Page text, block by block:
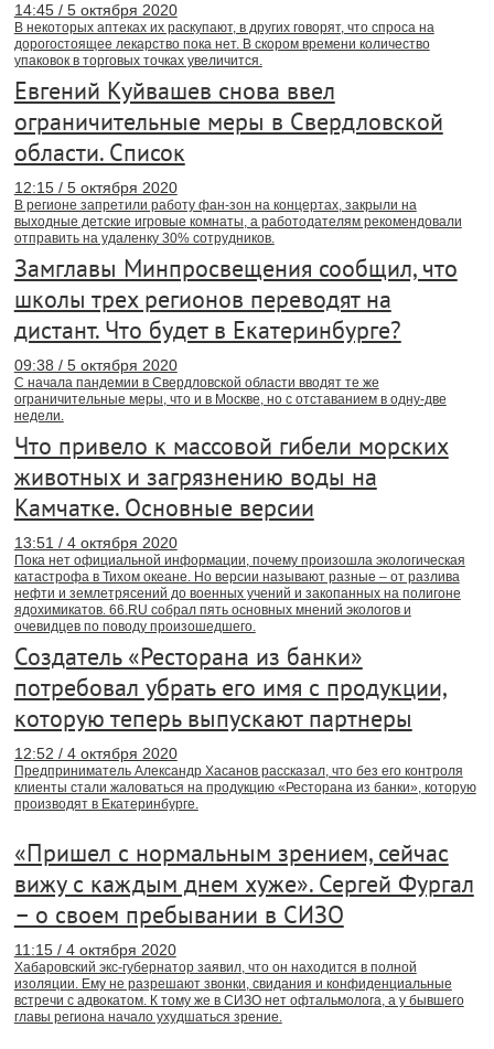
14:45 / 5 октября 2020
В некоторых аптеках их раскупают, в других говорят, что спроса на
дорогостоящее лекарство пока нет. В скором времени количество
упаковок в торговых точках увеличится.
Евгений Куйвашев снова ввел
ограничительные меры в Свердловской
области. Список
12:15 / 5 октября 2020
В регионе запретили работу фан-зон на концертах, закрыли на
выходные детские игровые комнаты, а работодателям рекомендовали
отправить на удаленку 30% сотрудников.
Замглавы Минпросвещения сообщил, что
школы трех регионов переводят на
дистант. Что будет в Екатеринбурге?
09:38 / 5 октября 2020
С начала пандемии в Свердловской области вводят те же
ограничительные меры, что и в Москве, но с отставанием в одну-две
недели.
Что привело к массовой гибели морских
животных и загрязнению воды на
Камчатке. Основные версии
13:51 / 4 октября 2020
Пока нет официальной информации, почему произошла экологическая
катастрофа в Тихом океане. Но версии называют разные – от разлива
нефти и землетрясений до военных учений и закопанных на полигоне
ядохимикатов. 66.RU собрал пять основных мнений экологов и
очевидцев по поводу произошедшего.
Создатель «Ресторана из банки»
потребовал убрать его имя с продукции,
которую теперь выпускают партнеры
12:52 / 4 октября 2020
Предприниматель Александр Хасанов рассказал, что без его контроля
клиенты стали жаловаться на продукцию «Ресторана из банки», которую
производят в Екатеринбурге.
«Пришел с нормальным зрением, сейчас
вижу с каждым днем хуже». Сергей Фургал
– о своем пребывании в СИЗО
11:15 / 4 октября 2020
Хабаровский экс-губернатор заявил, что он находится в полной
изоляции. Ему не разрешают звонки, свидания и конфиденциальные
встречи с адвокатом. К тому же в СИЗО нет офтальмолога, а у бывшего
главы региона начало ухудшаться зрение.